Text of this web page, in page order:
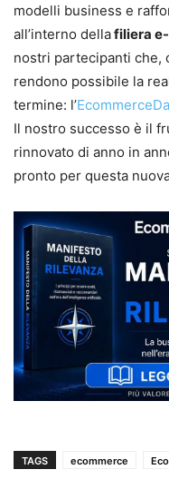
modelli business e
all’interno dellafiliera
nostri partecipanti che,
rendono possibile la
termine: l’
Il nostro successo è il
rinnovato di anno in
pronto per questa
TAGS ecommerce